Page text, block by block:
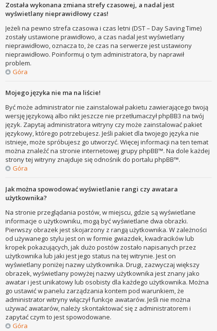
Została wykonana zmiana strefy czasowej, a nadal jest
wyświetlany nieprawidłowy czas!
Jeżeli na pewno strefa czasowa i czas letni (DST – Day Saving Time)
zostały ustawione prawidłowo, a czas nadal jest wyświetlany
nieprawidłowo, oznacza to, że czas na serwerze jest ustawiony
nieprawidłowo. Poinformuj o tym administratora, by naprawił
problem.
Góra
Mojego języka nie ma na liście!
Być może administrator nie zainstalował pakietu zawierającego twoją
wersję językową albo nikt jeszcze nie przetłumaczył phpBB3 na twój
język. Zapytaj administratora witryny czy może zainstalować pakiet
językowy, którego potrzebujesz. Jeśli pakiet dla twojego języka nie
istnieje, może spróbujesz go utworzyć. Więcej informacji na ten temat
można znaleźć na stronie internetowej grupy phpBB™. Na dole każdej
strony tej witryny znajduje się odnośnik do portalu phpBB™.
Góra
Jak można spowodować wyświetlanie rangi czy awatara
użytkownika?
Na stronie przeglądania postów, w miejscu, gdzie są wyświetlane
informacje o użytkowniku, mogą być wyświetlane dwa obrazki.
Pierwszy obrazek jest skojarzony z rangą użytkownika. W zależności
od używanego stylu jest on w formie gwiazdek, kwadracików lub
kropek pokazujących, jak dużo postów zostało napisanych przez
użytkownika lub jaki jest jego status na tej witrynie. Jest on
wyświetlany poniżej nazwy użytkownika. Drugi, zazwyczaj większy
obrazek, wyświetlany powyżej nazwy użytkownika jest znany jako
awatar i jest unikatowy lub osobisty dla każdego użytkownika. Można
go ustawić w panelu zarządzania kontem pod warunkiem, że
administrator witryny włączył funkcje awatarów. Jeśli nie można
używać awatarów, należy skontaktować się z administratorem i
zapytać czym to jest spowodowane.
Góra